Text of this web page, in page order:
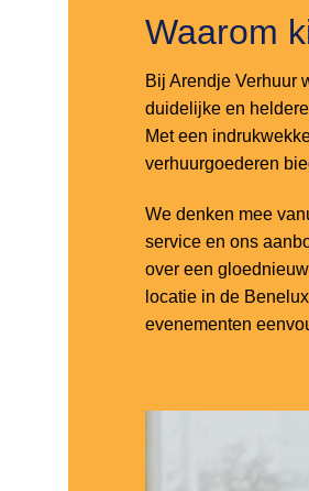
Waarom
Bij Arendje Verhuur
duidelijke en
Met een
verhuurgoederen
We denken mee
service en ons
over een
locatie in de
evenementen